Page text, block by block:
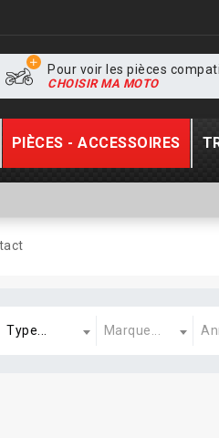
Pour voir les pièces
CHOISIR MA MOTO
PIÈCES - ACCESSOIRES
Type...
Marque...